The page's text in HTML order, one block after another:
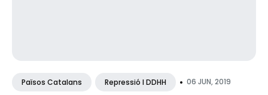
Països Catalans Repressió I DDHH • 06 JUN, 2019